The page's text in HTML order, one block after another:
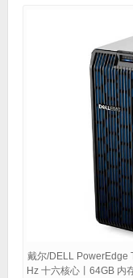
戴尔/DELL PowerEdge
Hz 十六核心丨64GB 内